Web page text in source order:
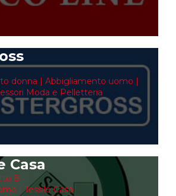
donna | Abbigliamento uomo |
Moda e Pelletteria
Casa
8
| Tessile Casa